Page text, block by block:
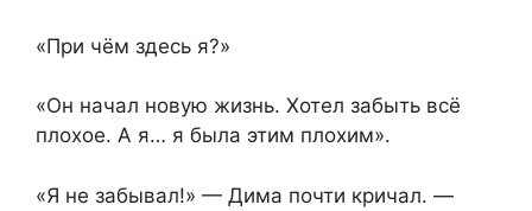
«При чём здесь я?»
«Он начал новую жизнь. Хотел забыть всё
плохое. А я… я была этим плохим».
«Я не забывал!» — Дима почти кричал. —